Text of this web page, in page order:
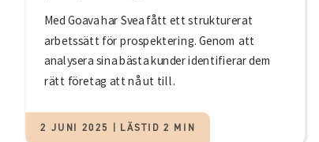
Med Goava har Svea fått ett strukturerat
arbetssätt för prospektering. Genom att
analysera sina bästa kunder identifierar dem
rätt företag att nå ut till.
2 JUNI 2025 | LÄSTID 2 MIN